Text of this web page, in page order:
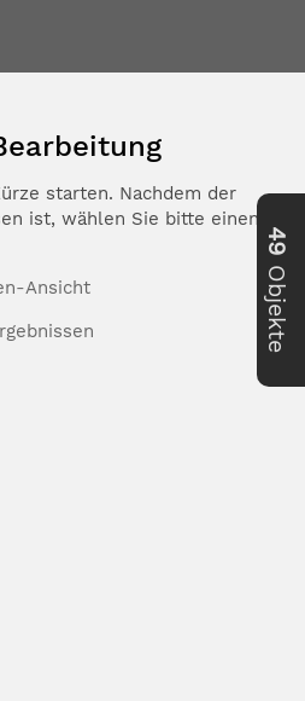
starten. Nachdem der
ist, wählen Sie bitte einen der
Ansicht
49
Objekte